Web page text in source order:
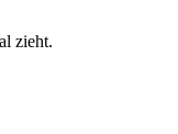
zieht.